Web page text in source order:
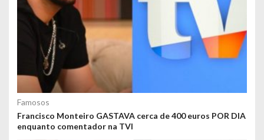
Famosos
Francisco Monteiro GASTAVA cerca de 400 euros POR DIA
enquanto comentador na TVI